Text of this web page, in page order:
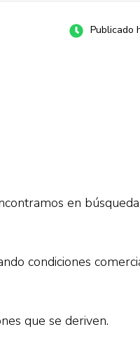
Publicado
en
condiciones
que se deriven.